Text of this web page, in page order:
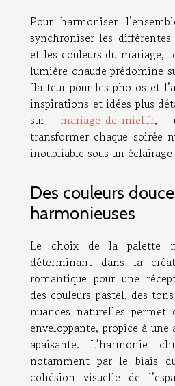
Pour harmoniser
synchroniser les
et les couleurs du mariage,
lumière chaude prédomine
flatteur pour les photos et
inspirations et idées plus
sur mariage-de-miel.fr,
transformer chaque soirée
inoubliable sous un
Des couleurs
harmonieuses
Le choix de la palette
déterminant dans la
romantique pour une
des couleurs pastel, des
nuances naturelles permet
enveloppante, propice à
apaisante. L’harmonie
notamment par le biais
cohésion visuelle de